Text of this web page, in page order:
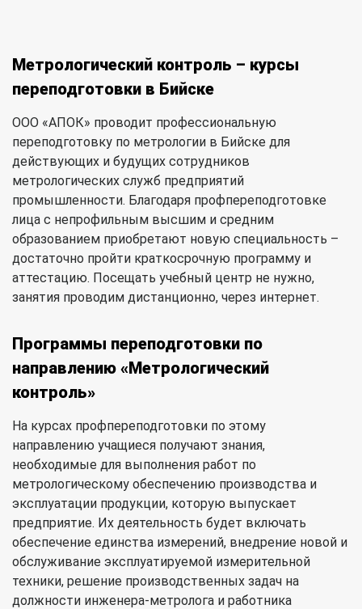
Метрологический контроль – курсы
переподготовки в Бийске
ООО «АПОК» проводит профессиональную
переподготовку по метрологии в Бийске для
действующих и будущих сотрудников
метрологических служб предприятий
промышленности. Благодаря профпереподготовке
лица с непрофильным высшим и средним
образованием приобретают новую специальность –
достаточно пройти краткосрочную программу и
аттестацию. Посещать учебный центр не нужно,
занятия проводим дистанционно, через интернет.
Программы переподготовки по
направлению «Метрологический
контроль»
На курсах профпереподготовки по этому
направлению учащиеся получают знания,
необходимые для выполнения работ по
метрологическому обеспечению производства и
эксплуатации продукции, которую выпускает
предприятие. Их деятельность будет включать
обеспечение единства измерений, внедрение новой и
обслуживание эксплуатируемой измерительной
техники, решение производственных задач на
должности инженера-метролога и работника